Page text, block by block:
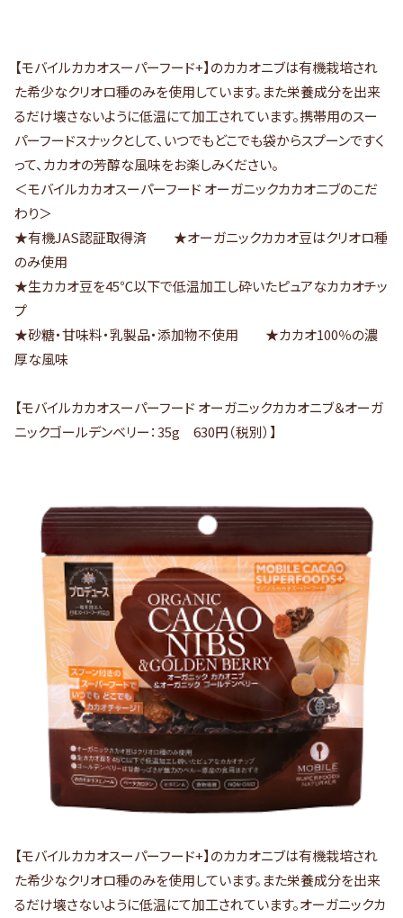
【モバイルカカオスーパーフード+】のカカオニブは有機栽培され
た希少なクリオロ種のみを使用しています。また栄養成分を出来
るだけ壊さないように低温にて加工されています。携帯用のスー
パーフードスナックとして、いつでもどこでも袋からスプーンですく
って、カカオの芳醇な風味をお楽しみください。
＜モバイルカカオスーパーフード オーガニックカカオニブのこだ
わり＞
★有機JAS認証取得済 ★オーガニックカカオ豆はクリオロ種
のみ使用
★生カカオ豆を45℃以下で低温加工し砕いたピュアなカカオチッ
プ
★砂糖・甘味料・乳製品・添加物不使用 ★カカオ100％の濃
厚な風味
【モバイルカカオスーパーフード オーガニックカカオニブ＆オーガ
ニックゴールデンベリー：35g 630円（税別）】
【モバイルカカオスーパーフード+】のカカオニブは有機栽培され
た希少なクリオロ種のみを使用しています。また栄養成分を出来
るだけ壊さないように低温にて加工されています。オーガニックカ